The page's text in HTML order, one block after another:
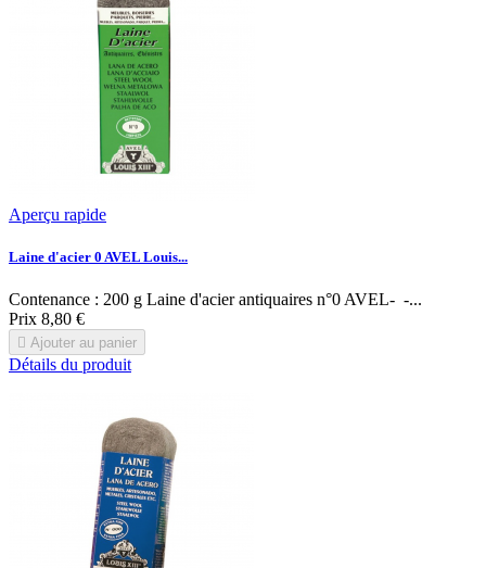
Aperçu rapide
Laine d'acier 0 AVEL Louis...
Contenance : 200 g Laine d'acier antiquaires n°0 AVEL- -...
Prix 8,80 €
 Ajouter au panier
Détails du produit